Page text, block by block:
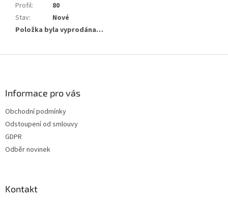
Profil:
80
Stav:
Nové
Položka byla vyprodána…
Informace pro vás
Obchodní podmínky
Odstoupení od smlouvy
GDPR
Odběr novinek
Kontakt